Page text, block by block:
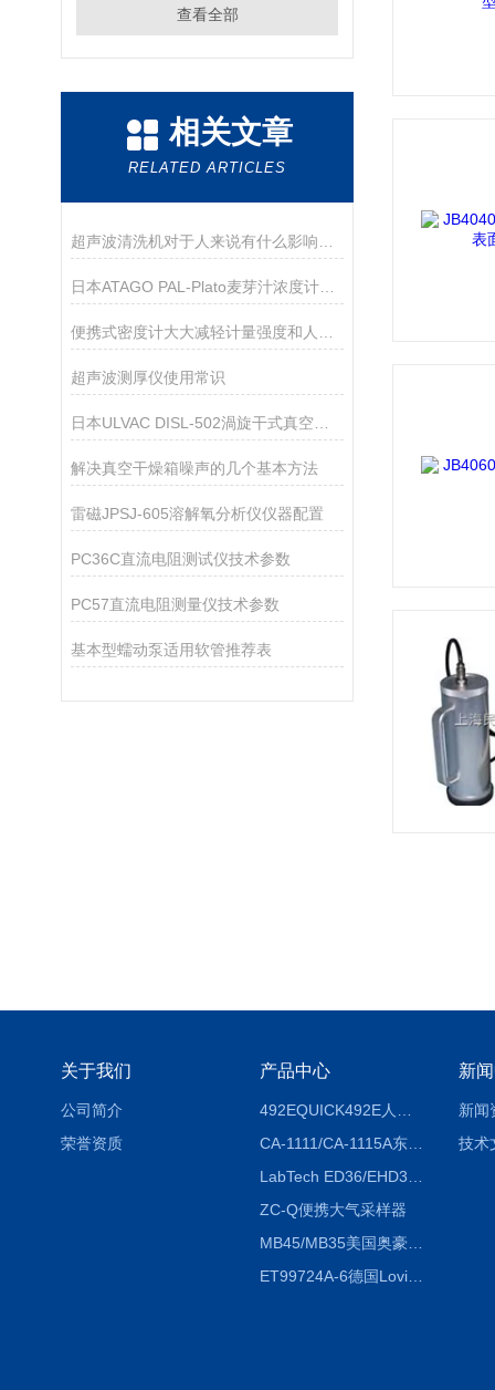
查看全部
相关文章
RELATED ARTICLES
日本ATAGO PAL-Plato麦芽汁浓度计应用指导
超声波测厚仪使用常识
解决真空干燥箱噪声的几个基本方法
雷磁JPSJ-605溶解氧分析仪仪器配置
PC36C直流电阻测试仪技术参数
PC57直流电阻测量仪技术参数
基本型蠕动泵适用软管推荐表
关于我们
公司简介
荣誉资质
产品中心
CA-1111/CA-1115A东京理化EYELA CA-1111/CA-1115A冷却水循环装置
ZC-Q便携大气采样器
MB45/MB35美国奥豪斯OHAUS MB45/MB35卤素红外水分测定仪
ET99724A-6德国Lovibond ET99724A-6微电脑BOD测定仪
新
新闻
技术